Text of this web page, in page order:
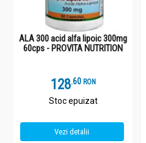
ALA 300 acid alfa lipoic 300mg
60cps - PROVITA NUTRITION
128.6 RON
Stoc epuizat
Vezi detalii